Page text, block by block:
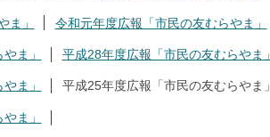
ま」 令和元年度広報「市民の友むらやま」
ま」 平成28年度広報「市民の友むらやま」
ま」 平成25年度広報「市民の友むらやま」
ま」